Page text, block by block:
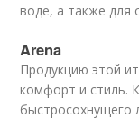
воде, а также для
Arena
Продукцию этой
комфорт и стиль.
быстросохнущего